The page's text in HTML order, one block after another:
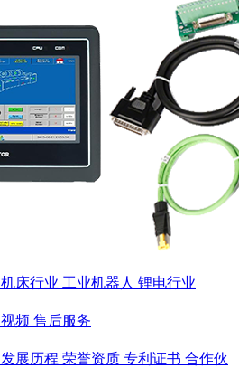
机床行业 工业机器人 锂电行业
视频 售后服务
发展历程 荣誉资质 专利证书 合作伙